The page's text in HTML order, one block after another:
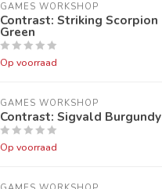
GAMES WORKSHOP
Contrast: Striking Scorpion
Green
Op voorraad
GAMES WORKSHOP
Contrast: Sigvald Burgundy
Op voorraad